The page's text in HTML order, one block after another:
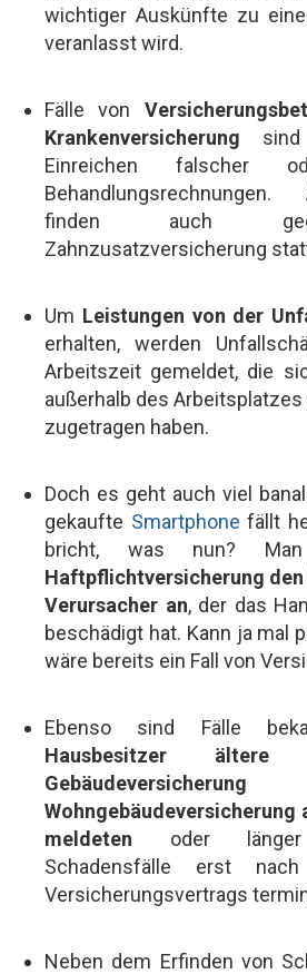
wichtiger Auskünfte zu
veranlasst wird.
Fälle von
Krankenversicherung
Einreichen falscher
finden auch
Zahnzusatzversicherung
Um Leistungen von der
erhalten, werden
Arbeitszeit gemeldet, die
außerhalb des
zugetragen haben.
Doch es geht auch viel
gekaufte Smartphone fällt
bricht, was nun?
Haftpflichtversicherung den
Verursacher an, der das
beschädigt hat. Kann ja mal
wäre bereits ein Fall von
Ebenso sind Fälle
Hausbesitzer
Wohngebäudeversicherung
meldeten oder länger
Schadensfälle erst
Versicherungsvertrags
Neben dem Erfinden von